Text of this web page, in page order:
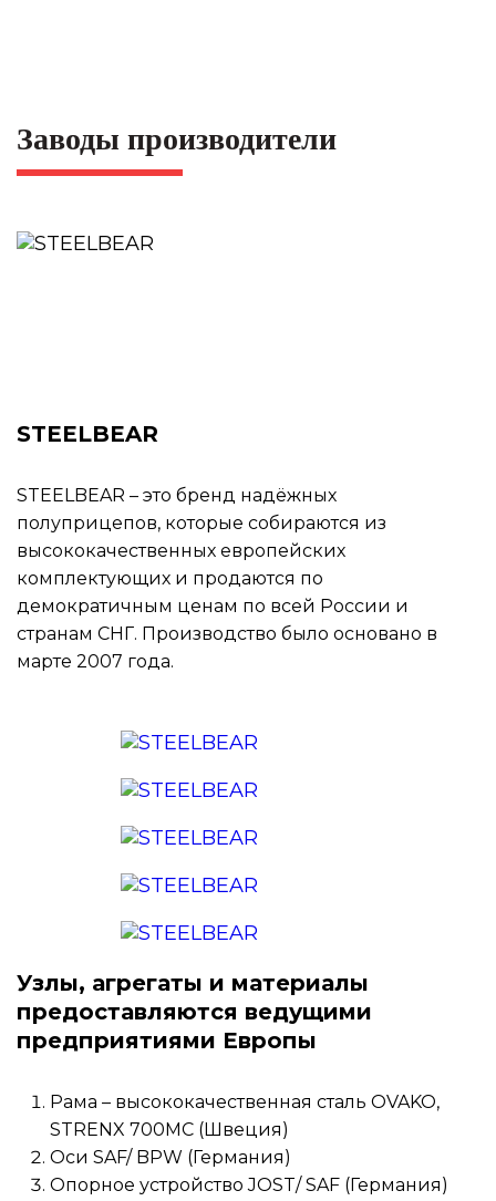
Заводы производители
STEELBEAR
STEELBEAR – это бренд надёжных
полуприцепов, которые собираются из
высококачественных европейских
комплектующих и продаются по
демократичным ценам по всей России и
странам СНГ. Производство было основано в
марте 2007 года.
Узлы, агрегаты и материалы
предоставляются ведущими
предприятиями Европы
Рама – высококачественная сталь OVAKO,
STRENX 700MC (Швеция)
Оси SAF/ BPW (Германия)
Опорное устройство JOST/ SAF (Германия)